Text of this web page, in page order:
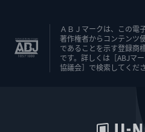
ＡＢＪマークは、この電
著作権者からコンテンツ
であることを示す登録商
です。詳しくは［ABJマ
協議会］で検索してくださ